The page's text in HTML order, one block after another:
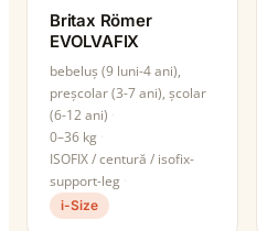
Britax Römer
EVOLVAFIX
bebeluș (9 luni-4 ani),
preșcolar (3-7 ani), școlar
(6-12 ani)
0–36 kg
ISOFIX / centură / isofix-
support-leg
i-Size